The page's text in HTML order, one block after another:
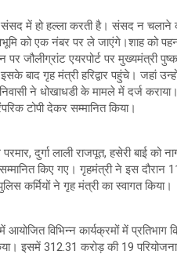
में हो हल्ला करती है। संसद न चलाने
को एक नंबर पर ले जाएंगे।शाह को
जौलीग्रांट एयरपोर्ट पर मुख्यमंत्री
बाद गृह मंत्री हरिद्वार पहुंचे। जहां
ने धोखाधडी के मामले में दर्ज
टोपी देकर सम्मानित किया।
दुर्गा लाली राजपूत, हसेरी बाई को
किए गए। गृहमंत्री ने इस
कर्मियों ने गृह मंत्री का स्वागत किया।
आयोजित विभिन्न कार्यक्रमों में
इसमें 312.31 करोड़ की 19